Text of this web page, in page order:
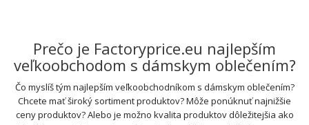
Prečo je Factoryprice.eu najlepším
veľkoobchodom s dámskym oblečením?
Čo myslíš tým najlepším veľkoobchodníkom s dámskym oblečením?
Chcete mať široký sortiment produktov? Môže ponúknuť najnižšie
ceny produktov? Alebo je možno kvalita produktov dôležitejšia ako